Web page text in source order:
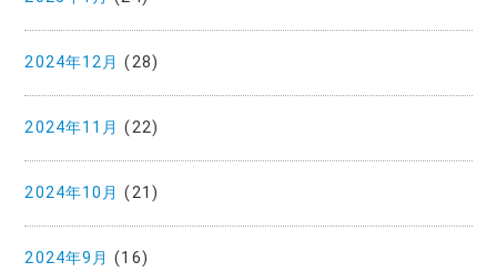
2024年12月 (28)
2024年11月 (22)
2024年10月 (21)
2024年9月 (16)